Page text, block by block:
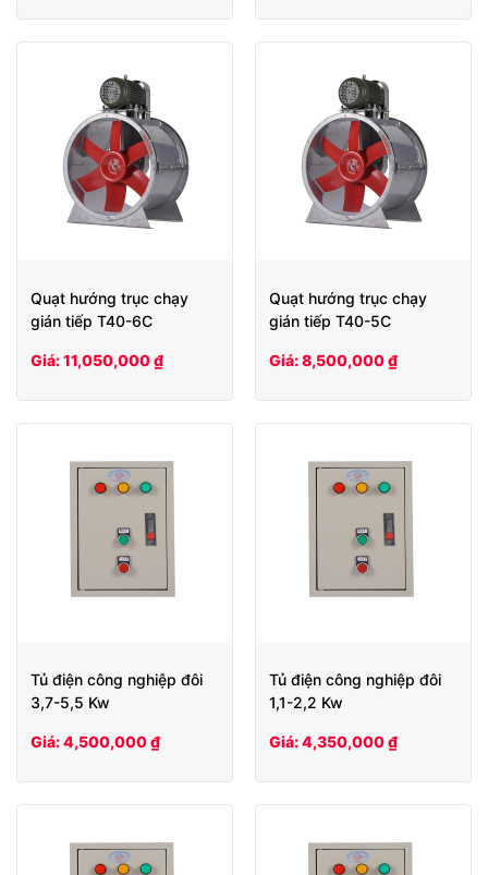
Quạt hướng trục chạy
gián tiếp T40-6C
Giá: 11,050,000 ₫
Quạt hướng trục chạy
gián tiếp T40-5C
Giá: 8,500,000 ₫
Tủ điện công nghiệp đôi
3,7-5,5 Kw
Giá: 4,500,000 ₫
Tủ điện công nghiệp đôi
1,1-2,2 Kw
Giá: 4,350,000 ₫